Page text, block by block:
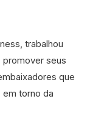
trabalhou
seus
que
torno da